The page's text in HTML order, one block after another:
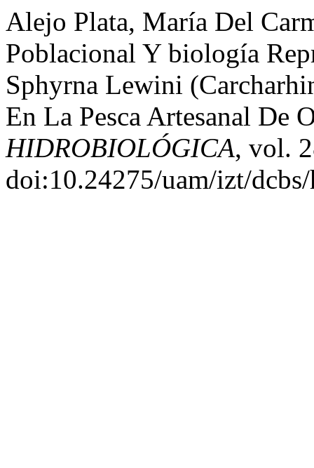
Alejo Plata, María Del
Poblacional Y biología
Sphyrna Lewini
En La Pesca Artesanal De
HIDROBIOLÓGICA, vol.
doi:10.24275/uam/izt/